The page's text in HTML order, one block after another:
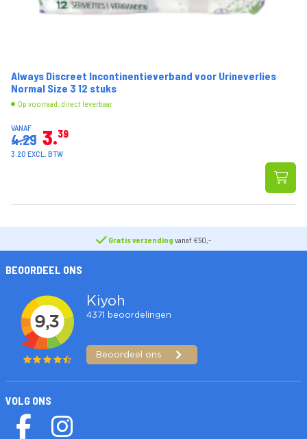
Always Discreet Incontinentieverband voor Urineverlies
Normal Size 3 12 stuks
Op voorraad: direct leverbaar
VANAF
4.29 3 39
3.20 EXCL. BTW
Gratis verzending vanaf €50,-
BEOORDEEL ONS
VOLG ONS